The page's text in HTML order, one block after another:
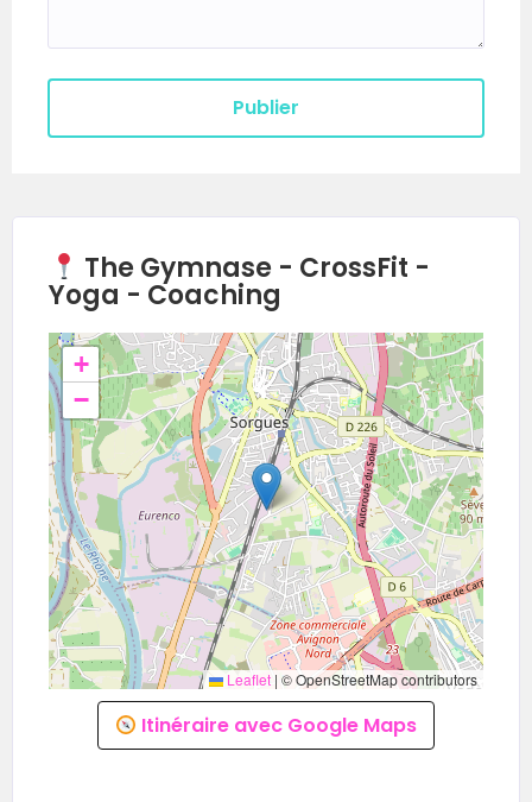
The Gymnase - CrossFit -
Yoga - Coaching
+
−
Leaflet | © OpenStreetMap contributors
Itinéraire avec Google Maps